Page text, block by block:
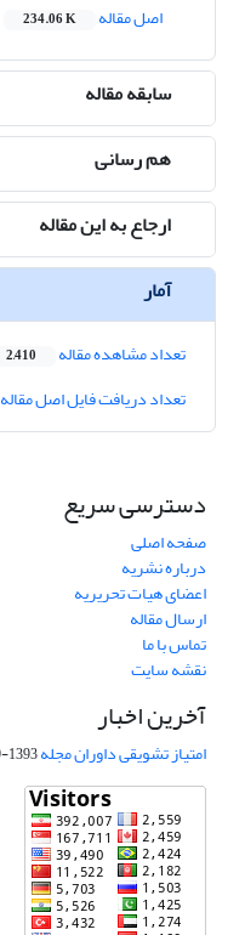
اصل مقاله
234.06 K
سابقه مقاله
هم رسانی
ارجاع به این مقاله
آمار
تعداد مشاهده مقاله 2,410
تعداد دریافت فایل اصل مقاله
دسترسی سریع
صفحه اصلی
درباره نشریه
اعضای هیات تحریریه
ارسال مقاله
تماس با ما
نقشه سایت
آخرین اخبار
امتیاز تشویقی داوران مجله1393-09-01